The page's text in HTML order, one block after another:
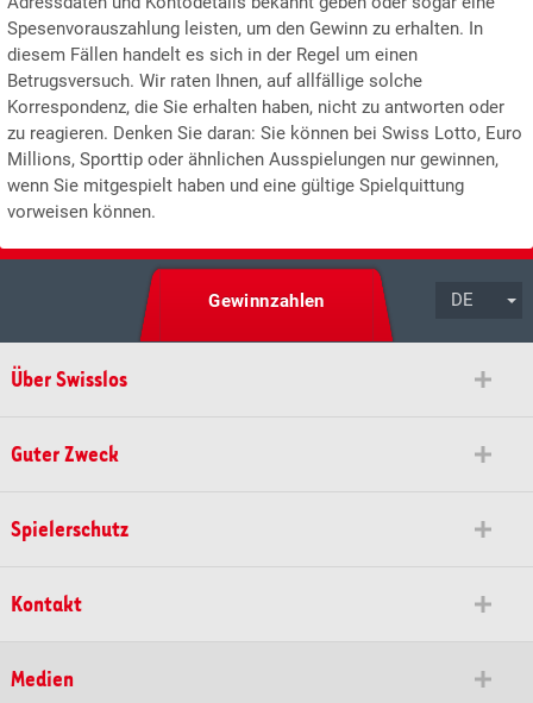
Spesenvorauszahlung leisten, um den Gewinn zu erhalten. In
diesem Fällen handelt es sich in der Regel um einen
Betrugsversuch. Wir raten Ihnen, auf allfällige solche
Korrespondenz, die Sie erhalten haben, nicht zu antworten oder
zu reagieren. Denken Sie daran: Sie können bei Swiss Lotto, Euro
Millions, Sporttip oder ähnlichen Ausspielungen nur gewinnen,
wenn Sie mitgespielt haben und eine gültige Spielquittung
vorweisen können.
DE
Gewinnzahlen
Über Swisslos
Guter Zweck
Spielerschutz
Kontakt
Medien